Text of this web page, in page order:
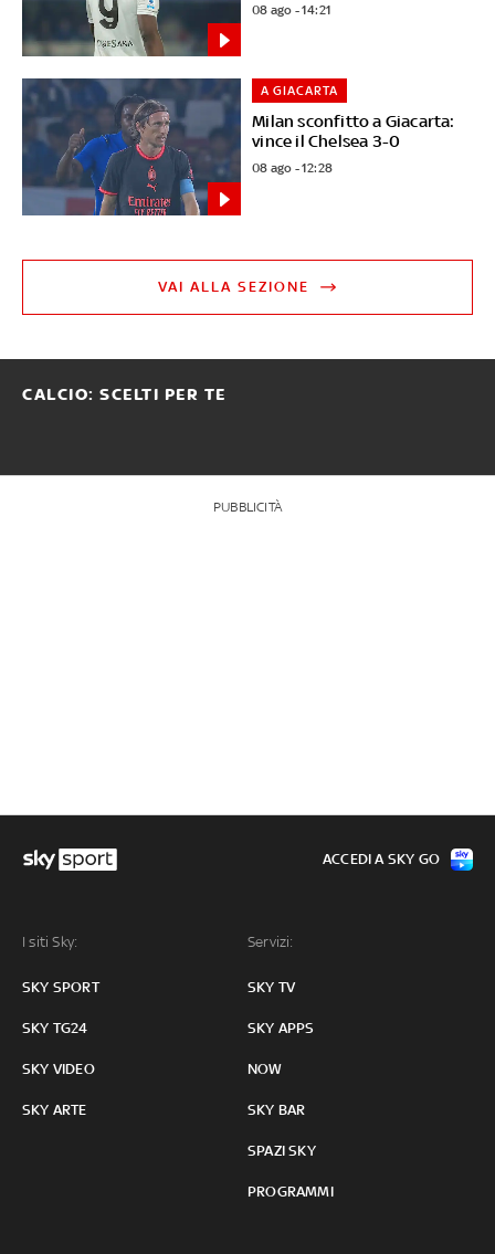
08 ago - 14:21
Milan sconfitto a Giacarta:
vince il Chelsea 3-0
A GIACARTA
08 ago - 12:28
VAI ALLA SEZIONE
CALCIO: SCELTI PER TE
PUBBLICITÀ
I siti Sky:
SKY SPORT
SKY TG24
SKY VIDEO
SKY ARTE
Servizi:
SKY TV
SKY APPS
NOW
SKY BAR
SPAZI SKY
PROGRAMMI
ACCEDI A SKY GO